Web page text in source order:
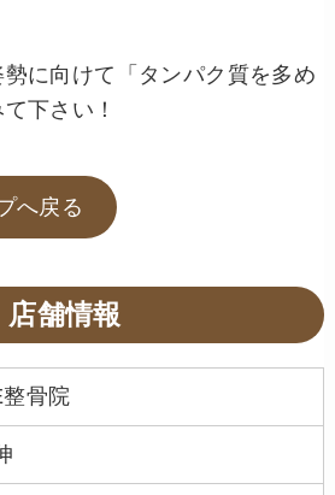
に向けて「タンパク質を多め
下さい！
へ戻る
店舗情報
骨院